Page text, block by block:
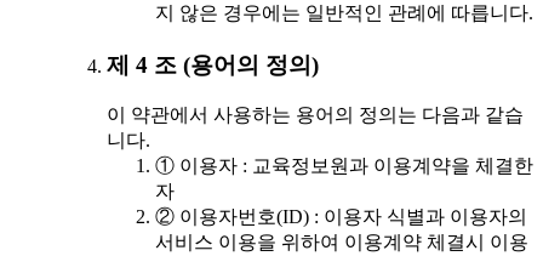
지 않은 경우에는 일반적인 관례에 따릅니다.
제 4 조 (용어의 정의)
이 약관에서 사용하는 용어의 정의는 다음과 같습
니다.
① 이용자 : 교육정보원과 이용계약을 체결한
자
② 이용자번호(ID) : 이용자 식별과 이용자의
서비스 이용을 위하여 이용계약 체결시 이용